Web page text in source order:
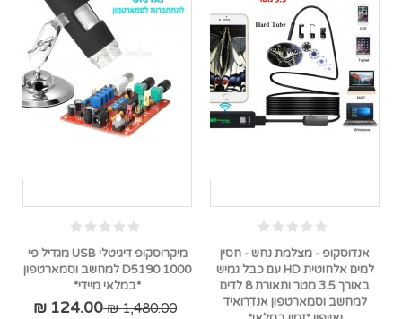
אנדוסקופ - מצלמת נחש - חסין
למים אלחוטית HD עם כבל גמיש
באורך 3.5 מטר ותאורת 8 לדים
למחשב וסמארטפון אנדרואיד
מיקרוסקופ דיגיטלי USB מגדיל פי
1000 D5190 למחשב וסמארטפון
*במלאי מיידי*
1,480.00 ₪
124.00 ₪